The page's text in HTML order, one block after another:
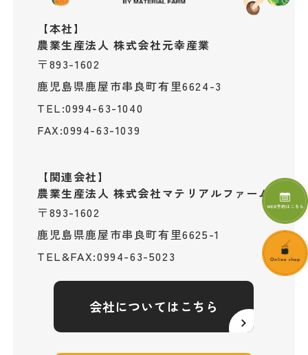
【本社】
​​​​​​​農業生産法人 株式会社元幸産業
〒893-1602
鹿児島県鹿屋市串良町有里6624-3
TEL:0994-63-1040
FAX:0994-63-1039
【関連会社】
​​​​​​​農業生産法人 株式会社マテリアルファーム
〒893-1602
鹿児島県鹿屋市串良町有里6625-1
TEL&FAX:0994-63-5023
会社についてはこちら